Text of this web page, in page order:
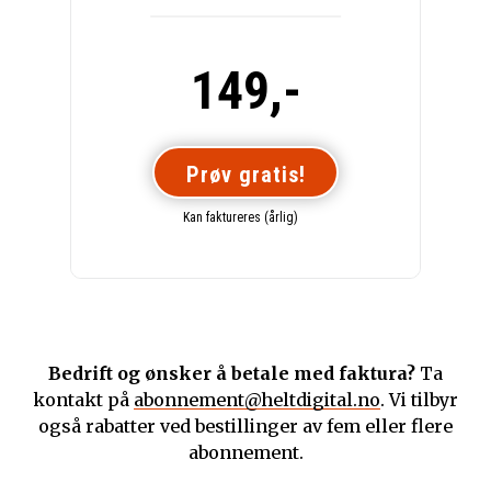
149,-
Prøv gratis!
Kan faktureres (årlig)
Bedrift og ønsker å betale med faktura? Ta
kontakt på abonnement@heltdigital.no. Vi tilbyr
også rabatter ved bestillinger av fem eller flere
abonnement.